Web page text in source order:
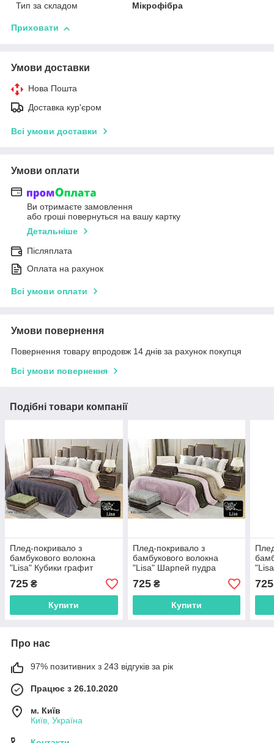
Тип за складом
Мікрофібра
Приховати
Умови доставки
Нова Пошта
Доставка кур'єром
Всі умови доставки
Умови оплати
Ви отримаєте замовлення
або гроші повернуться на вашу картку
Детальніше
Післяплата
Оплата на рахунок
Всі умови оплати
Умови повернення
Повернення товару впродовж 14 днів за рахунок покупця
Всі умови повернення
Подібні товари компанії
Плед-покривало з
бамбукового волокна
"Lisa" Кубики графит
(220x240cм)
725 ₴
Купити
Плед-покривало з
бамбукового волокна
"Lisa" Шарпей пудра
(220x240cм)
725₴
Купити
725
Про нас
97% позитивних з 243 відгуків за рік
Працює з 26.10.2020
м. Київ
Київ, Україна